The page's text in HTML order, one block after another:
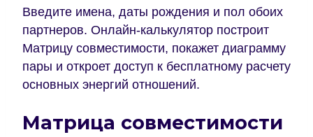
Введите имена, даты рождения и пол обоих
партнеров. Онлайн-калькулятор построит
Матрицу совместимости, покажет диаграмму
пары и откроет доступ к бесплатному расчету
основных энергий отношений.
Матрица совместимости